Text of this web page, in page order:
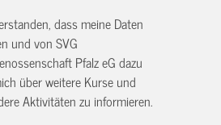
dass meine Daten
und von SVG
Pfalz eG dazu
über weitere Kurse und
Aktivitäten zu informieren.